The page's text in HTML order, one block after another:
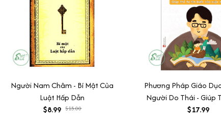
Người Nam Châm - Bí Mật Của
Luật Hấp Dẫn
$8.99 $15.00
Phương Pháp Giáo
Người Do Thái - Giúp
Bước Vào Cuộc Sống (
$17.99